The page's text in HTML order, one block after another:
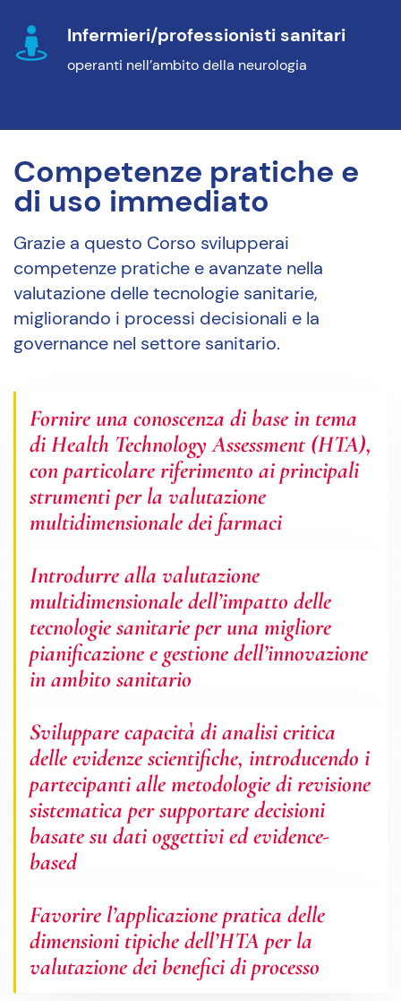
Infermieri/professionisti sanitari
operanti nell’ambito della neurologia
Competenze pratiche e
di uso immediato
Grazie a questo Corso svilupperai
competenze pratiche e avanzate nella
valutazione delle tecnologie sanitarie,
migliorando i processi decisionali e la
governance nel settore sanitario.
Fornire una conoscenza di base in tema
di Health Technology Assessment (HTA),
con particolare riferimento ai principali
strumenti per la valutazione
multidimensionale dei farmaci
Introdurre alla valutazione
multidimensionale dell’impatto delle
tecnologie sanitarie per una migliore
pianificazione e gestione dell’innovazione
in ambito sanitario
Sviluppare capacità di analisi critica
delle evidenze scientifiche, introducendo i
partecipanti alle metodologie di revisione
sistematica per supportare decisioni
basate su dati oggettivi ed evidence-
based
Favorire l’applicazione pratica delle
dimensioni tipiche dell’HTA per la
valutazione dei benefici di processo